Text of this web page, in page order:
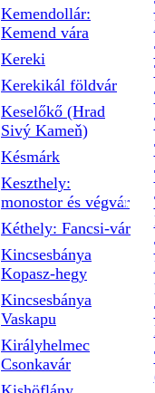
Kemendollár:
Kemend vára
Kereki
Kerekikál földvár
Keselőkő (Hrad
Sivý Kameň)
Késmárk
Keszthely:
monostor és végvár
Kéthely: Fancsi-vár
Kincsesbánya
Kopasz-hegy
Kincsesbánya
Vaskapu
Királyhelmec
Csonkavár